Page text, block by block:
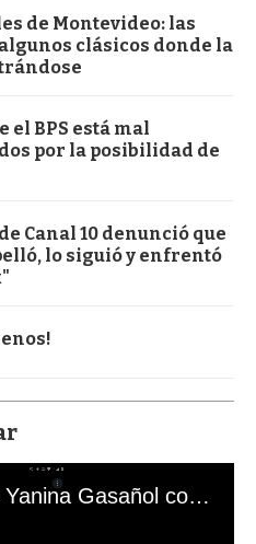
de Montevideo: las
clásicos donde la
el BPS está mal
por la posibilidad de
Canal 10 denunció que
lo siguió y enfrentó
El mal momento de Yanina Gasañol con un hincha argentino en "Subrayado"